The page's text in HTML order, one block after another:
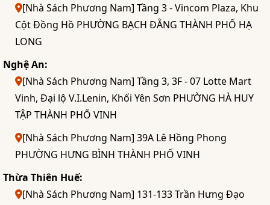
[Nhà Sách Phương Nam] Tầng 3 - Vincom Plaza, Khu
Cột Đồng Hồ PHƯỜNG BẠCH ĐẰNG THÀNH PHỐ HẠ
LONG
Nghệ An:
[Nhà Sách Phương Nam] Tầng 3, 3F - 07 Lotte Mart
Vinh, Đại lộ V.I.Lenin, Khối Yên Sơn PHƯỜNG HÀ HUY
TẬP THÀNH PHỐ VINH
[Nhà Sách Phương Nam] 39A Lê Hồng Phong
PHƯỜNG HƯNG BÌNH THÀNH PHỐ VINH
Thừa Thiên Huế:
[Nhà Sách Phương Nam] 131-133 Trần Hưng Đạo